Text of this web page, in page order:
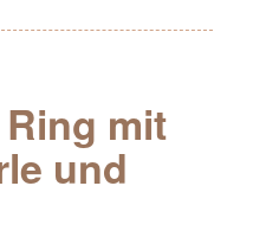
mit
und